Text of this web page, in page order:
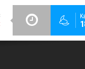
"KARS